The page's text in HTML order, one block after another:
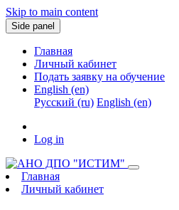
Skip to main content
Side panel
Главная
Личный кабинет
Подать заявку на обучение
English ‎(en)‎
Русский ‎(ru)‎ English ‎(en)‎
Log in
Главная
Личный кабинет